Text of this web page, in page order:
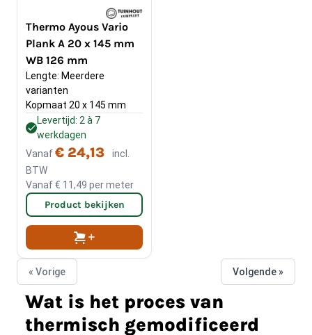
Thermo Ayous Vario
Plank A 20 x 145 mm
WB 126 mm
Lengte: Meerdere
varianten
Kopmaat 20 x 145 mm
Levertijd: 2 à 7
werkdagen
Vanaf€ 24,13
incl.
BTW
Vanaf€ 11,49 per meter
Product bekijken
« Vorige Volgende »
Wat is het proces van
thermisch gemodificeerd